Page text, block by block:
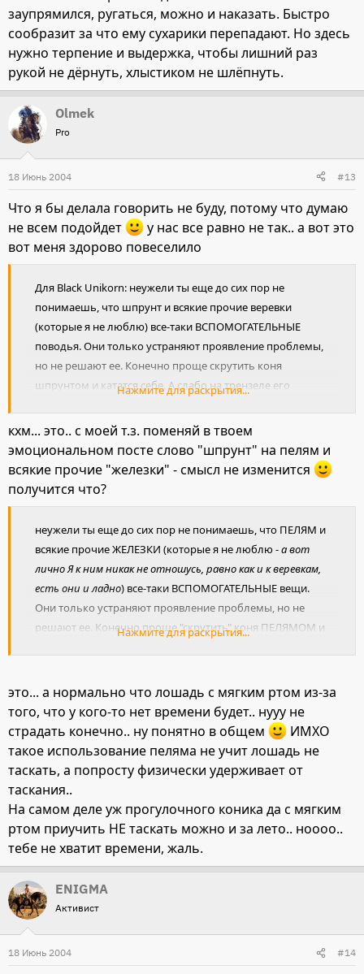
заупрямился, ругаться, можно и наказать. Быстро
сообразит за что ему сухарики перепадают. Но здесь
нужно терпение и выдержка, чтобы лишний раз
рукой не дёрнуть, хлыстиком не шлёпнуть.
Olmek
Pro
18 Июнь 2004 #13
Что я бы делала говорить не буду, потому что думаю
не всем подойдет
у нас все равно не так.. а вот это
вот меня здорово повеселило
Для Black Unikorn: неужели ты еще до сих пор не
понимаешь, что шпрунт и всякие прочие веревки
(которые я не люблю) все-таки ВСПОМОГАТЕЛЬНЫЕ
поводья. Они только устраняют проявление проблемы,
но не решают ее. Конечно проще скрутить коня
шпрунтом и кататся себе. А слабо на трензеле его
времени, так как я скоро еду (в сеньтябре) и лошадь-то
Нажмите для раскрытия...
кхм... это.. с моей т.з. поменяй в твоем
эмоциональном посте слово "шпрунт" на пелям и
всякие прочие "железки" - смысл не изменится
получится что?
неужели ты еще до сих пор не понимаешь, что ПЕЛЯМ и
всякие прочие ЖЕЛЕЗКИ (которые я не люблю -а вот
лично Я к ним никак не отношусь, равно как и к веревкам,
есть они и ладно) все-таки ВСПОМОГАТЕЛЬНЫЕ вещи.
Они только устраняют проявление проблемы, но не
решают ее. Конечно проще "скрутить" коня ПЕЛЯМОМ и
прогулочная
Нажмите для раскрытия...
это... а нормально что лошадь с мягким ртом из-за
того, что у кого-то нет времени будет.. нууу не
страдать конечно.. ну понятно в общем
ИМХО
такое использование пеляма не учит лошадь не
таскать, а попросту физически удерживает от
таскания..
На самом деле уж прогулочного коника да с мягким
ртом приучить НЕ таскать можно и за лето.. ноооо..
тебе не хватит времени, жаль.
ENIGMA
Активист
18 Июнь 2004 #14